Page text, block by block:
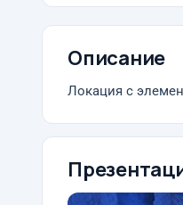
Описание
Локация с